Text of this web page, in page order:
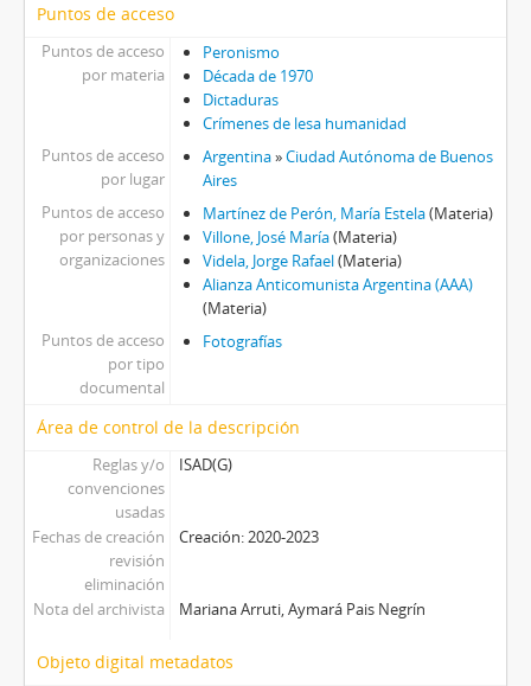
Puntos de acceso
Puntos de acceso
por materia
Peronismo
Década de 1970
Dictaduras
Crímenes de lesa humanidad
Puntos de acceso
por lugar
Argentina»Ciudad Autónoma de Buenos
Aires
Puntos de acceso
por personas y
organizaciones
Martínez de Perón, María Estela(Materia)
Villone, José María(Materia)
Videla, Jorge Rafael(Materia)
Alianza Anticomunista Argentina (AAA)
(Materia)
Puntos de acceso
por tipo
documental
Fotografías
Área de control de la descripción
Reglas y/o
convenciones
usadas
ISAD(G)
Fechas de creación
revisión
eliminación
Creación: 2020-2023
Nota del archivista Mariana Arruti, Aymará Pais Negrín
Objeto digital metadatos